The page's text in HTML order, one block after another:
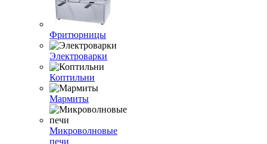
Фритюрницы
Электроварки
Коптильни
Мармиты
Микроволновые
печи